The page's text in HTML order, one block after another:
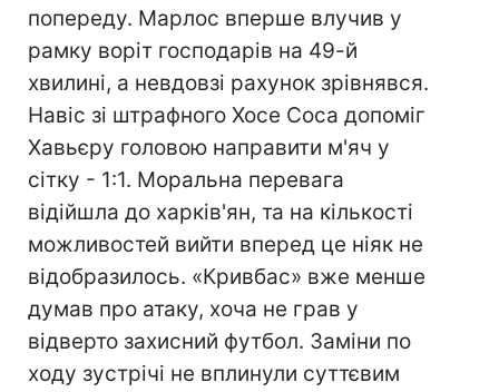
попереду. Марлос вперше влучив у
рамку воріт господарів на 49-й
хвилині, а невдовзі рахунок зрівнявся.
Навіс зі штрафного Хосе Соса допоміг
Хавьєру головою направити м'яч у
сітку - 1:1. Моральна перевага
відійшла до харків'ян, та на кількості
можливостей вийти вперед це ніяк не
відобразилось. «Кривбас» вже менше
думав про атаку, хоча не грав у
відверто захисний футбол. Заміни по
ходу зустрічі не вплинули суттєвим